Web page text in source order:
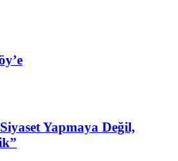
Yapmaya Değil,